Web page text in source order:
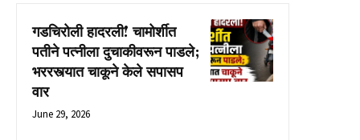
गडचिरोली हादरली! चामोर्शीत
पतीने पत्नीला दुचाकीवरून पाडले;
भररस्त्यात चाकूने केले सपासप
वार
June 29, 2026